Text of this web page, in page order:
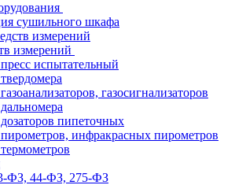
сушильного шкафа
измерений
измерений
испытательный
газосигнализаторов
пипеточных
инфракрасных пирометров
ФЗ, 44-ФЗ, 275-ФЗ